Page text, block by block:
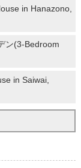
in Hanazono,
ン(3-Bedroom
in Saiwai,